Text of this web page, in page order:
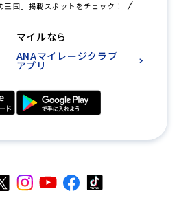
王国」掲載スポットをチェック！
マイルなら
ANAマイレージクラブ
アプリ